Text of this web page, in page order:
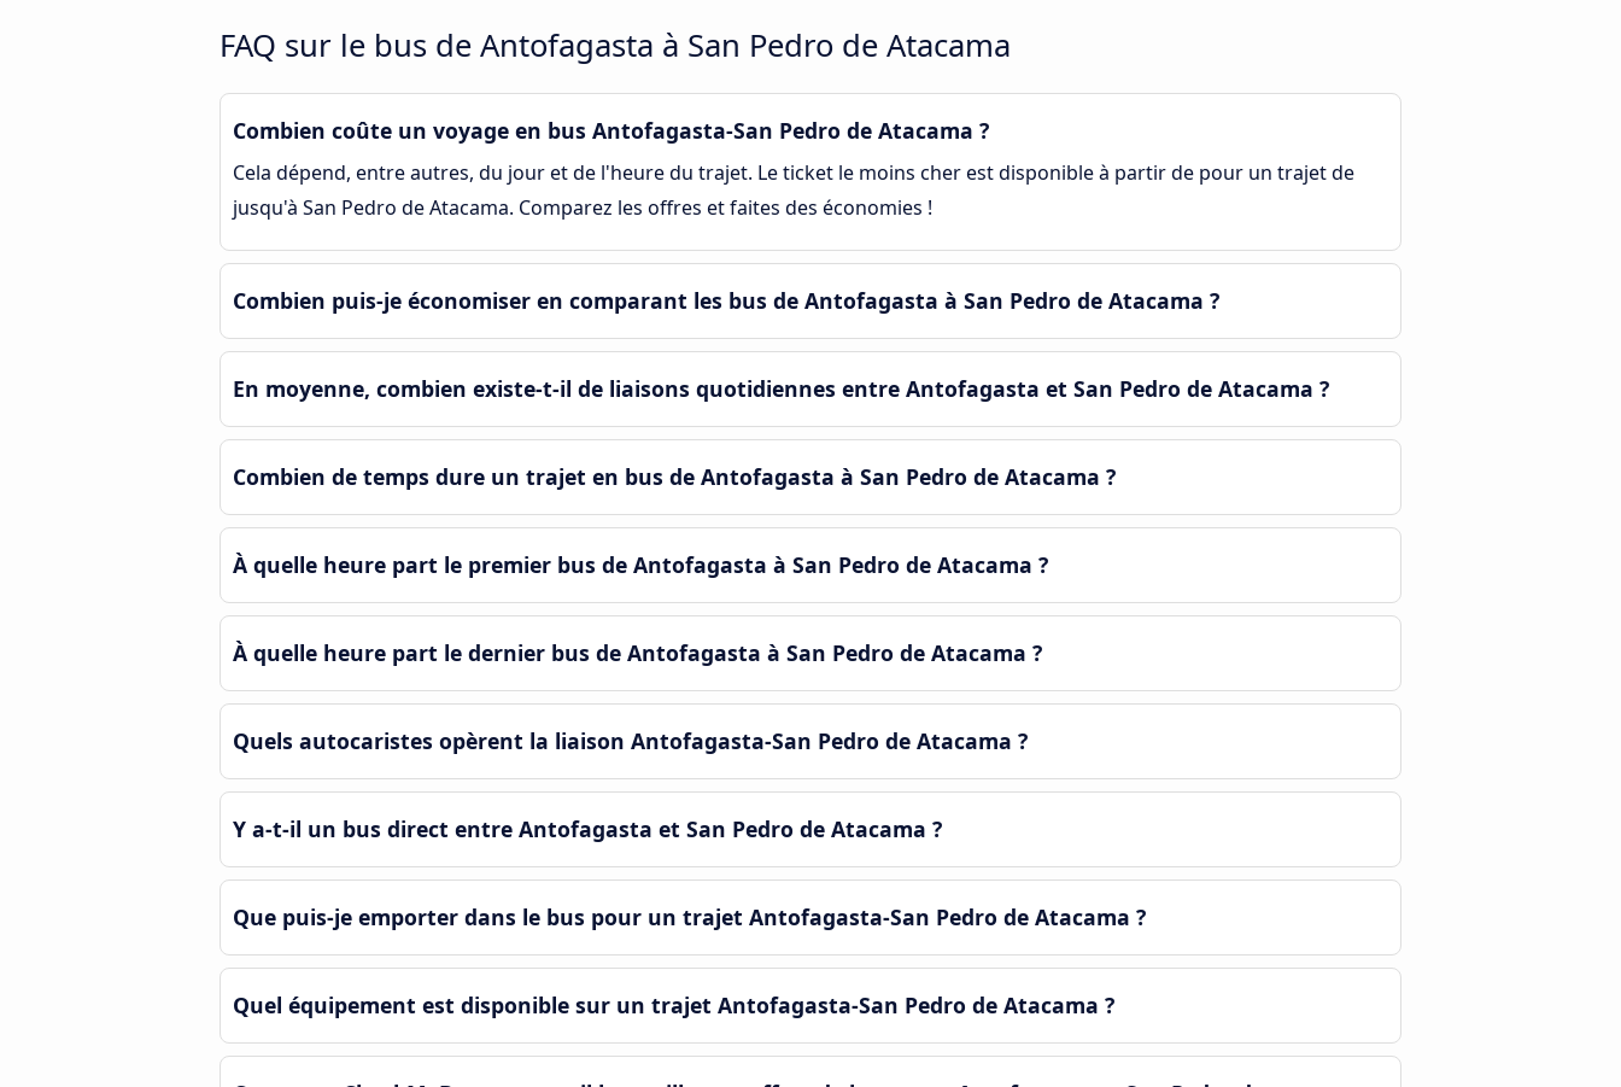
FAQ sur le bus de Antofagasta à San Pedro de Atacama
Combien coûte un voyage en bus Antofagasta-San Pedro de Atacama ?
Cela dépend, entre autres, du jour et de l'heure du trajet. Le ticket le moins cher est disponible à partir de pour un trajet de
jusqu'à San Pedro de Atacama. Comparez les offres et faites des économies !
Combien puis-je économiser en comparant les bus de Antofagasta à San Pedro de Atacama ?
En moyenne, combien existe-t-il de liaisons quotidiennes entre Antofagasta et San Pedro de Atacama ?
Combien de temps dure un trajet en bus de Antofagasta à San Pedro de Atacama ?
À quelle heure part le premier bus de Antofagasta à San Pedro de Atacama ?
À quelle heure part le dernier bus de Antofagasta à San Pedro de Atacama ?
Quels autocaristes opèrent la liaison Antofagasta-San Pedro de Atacama ?
Y a-t-il un bus direct entre Antofagasta et San Pedro de Atacama ?
Que puis-je emporter dans le bus pour un trajet Antofagasta-San Pedro de Atacama ?
Quel équipement est disponible sur un trajet Antofagasta-San Pedro de Atacama ?